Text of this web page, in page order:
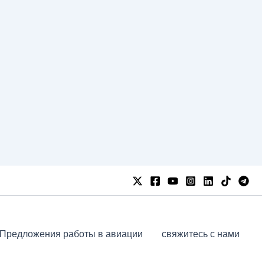
Предложения работы в авиации свяжитесь с нами